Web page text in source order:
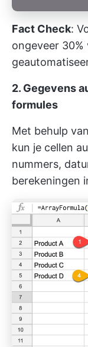
Fact Check:
ongeveer 30%
2. Gegevens
formules
Met behulp
kun je cellen
nummers,
berekeningen